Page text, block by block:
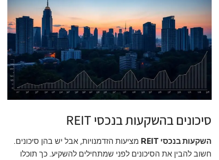
סיכונים בהשקעות בנכסי REIT
השקעות בנכסי REIT
מציעות הזדמנויות, אבל יש בהן סיכונים.
חשוב להבין את הסיכונים לפני שמתחילים להשקיע. כך תוכלו